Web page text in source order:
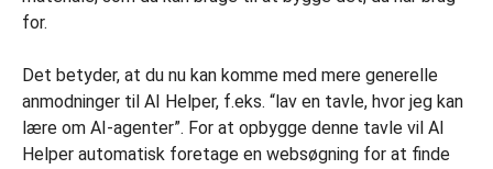
for.
Det betyder, at du nu kan komme med mere generelle
anmodninger til AI Helper, f.eks. “lav en tavle, hvor jeg kan
lære om AI-agenter”. For at opbygge denne tavle vil AI
Helper automatisk foretage en websøgning for at finde